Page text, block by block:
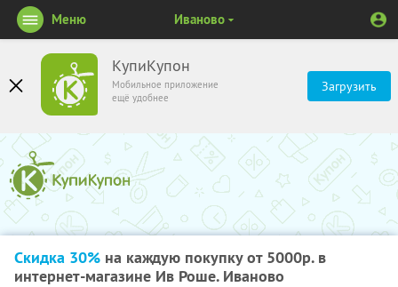
КупиКупон
Мобильное приложение
ещё удобнее
Загрузить
Меню Иваново
Скидка 30% на каждую покупку от 5000р. в
интернет-магазине Ив Роше. Иваново